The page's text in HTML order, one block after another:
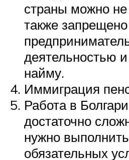
страны можно
также
деятельностью
найму.
Иммиграция
Работа в
достаточно
нужно
обязательных